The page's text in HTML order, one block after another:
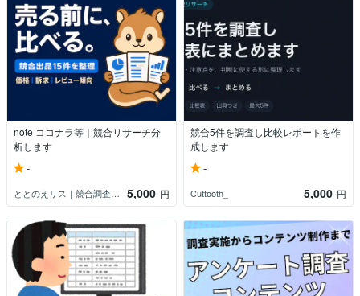
note ココナラ等｜競合リサーチ分
析します
-
ととのえリス｜競合調査・情報分析室 5,000 円
競合5件を調査し比較レポートを作
成します
-
Cuttooth_ 5,000 円